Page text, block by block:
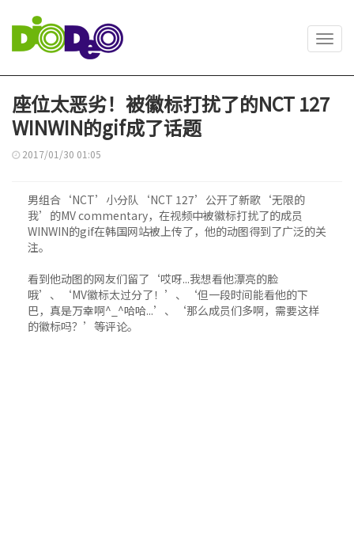
座位太恶劣！被徽标打扰了的NCT 127
WINWIN的gif成了话题
2017/01/30 01:05
男组合‘NCT’小分队‘NCT 127’公开了新歌‘无限的
我’的MV commentary，在视频中被徽标打扰了的成员
WINWIN的gif在韩国网站被上传了，他的动图得到了广泛的关
注。
看到他动图的网友们留了‘哎呀...我想看他漂亮的脸
哦’、‘MV徽标太过分了！’、‘但一段时间能看他的下
巴，真是万幸啊^_^哈哈...’、‘那么成员们多啊，需要这样
的徽标吗？’等评论。